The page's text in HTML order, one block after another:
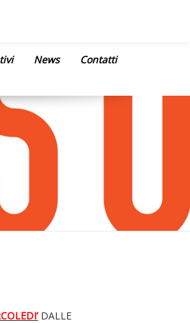
News Contatti
DALLE